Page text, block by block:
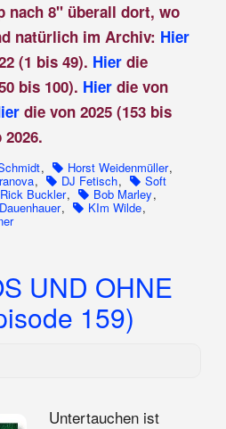
nach 8" überall dort, wo
natürlich im Archiv: Hier
(1 bis 49). Hierdie
bis 100). Hier die von
die von 2025 (153 bis
, Horst Weidenmüller,
, DJ Fetisch, Soft
Rick Buckler, Bob Marley,
, KIm Wilde,
UND OHNE
159)
Untertauchen ist